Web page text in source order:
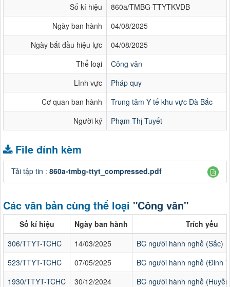
Số kí hiệu
860a/TMBG-TTYTKVDB
Ngày ban hành
04/08/2025
Ngày bắt đầu hiệu lực
04/08/2025
Thể loại
Công văn
Lĩnh vực
Pháp quy
Cơ quan ban hành
Trung tâm Y tế khu vực Đà Bắc
Người ký
Phạm Thị Tuyết
File đính kèm
Tải tập tin : 860a-tmbg-ttyt_compressed.pdf
Các văn bản cùng thể loại "Công văn"
Số kí hiệu Ngày ban hành
Trích yếu
306/TTYT-TCHC
14/03/2025
BC người hành nghề (Sắc)
523/TTYT-TCHC
07/05/2025
BC người hành nghề (Đinh
1930/TTYT-TCHC
30/12/2024
BC người hành nghề